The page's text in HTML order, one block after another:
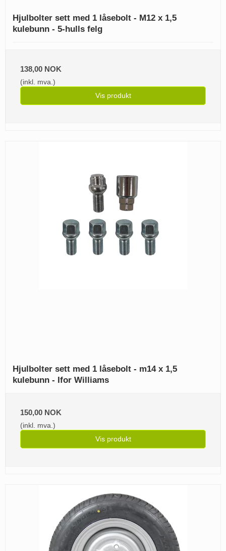
Hjulbolter sett med 1 låsebolt - M12 x 1,5
kulebunn - 5-hulls felg
138,00 NOK
(inkl. mva.)
Vis produkt
Hjulbolter sett med 1 låsebolt - m14 x 1,5
kulebunn - Ifor Williams
150,00 NOK
(inkl. mva.)
Vis produkt